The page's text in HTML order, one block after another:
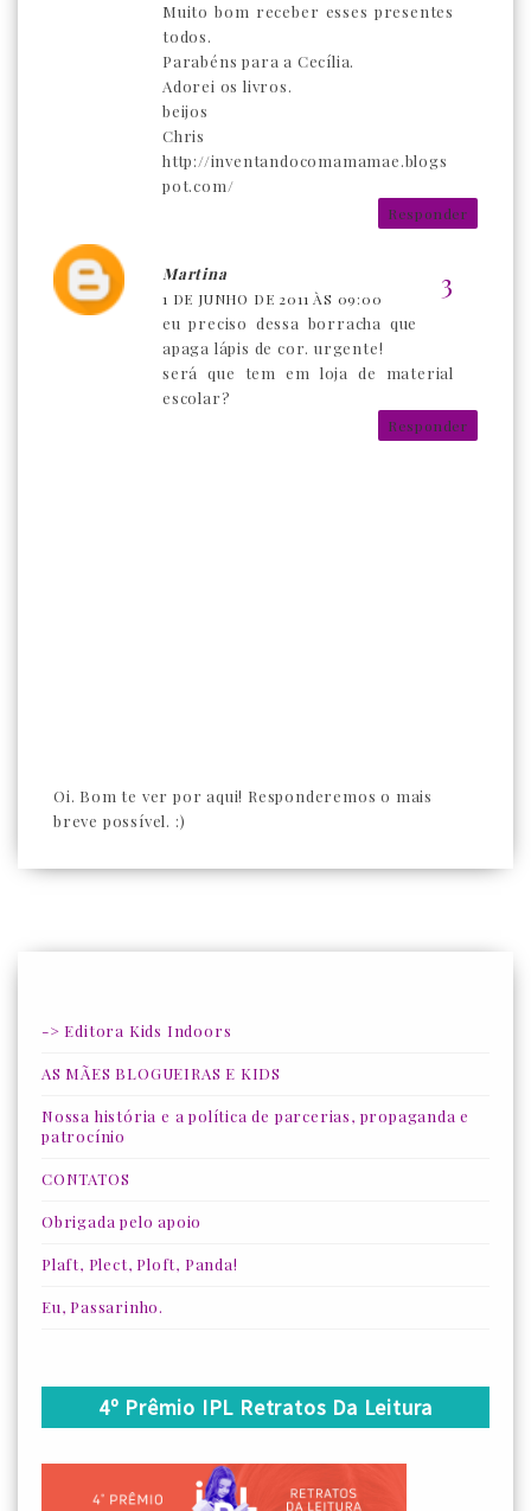
Muito bom receber esses presentes
todos.
Parabéns para a Cecília.
Adorei os livros.
beijos
Chris
http://inventandocomamamae.blogs
pot.com/
Responder
Martina
1 DE JUNHO DE 2011 ÀS 09:00
eu preciso dessa borracha que
apaga lápis de cor. urgente!
será que tem em loja de material
escolar?
Responder
Oi. Bom te ver por aqui! Responderemos o mais
breve possível. :)
-> Editora Kids Indoors
AS MÃES BLOGUEIRAS E KIDS
Nossa história e a política de parcerias, propaganda e
patrocínio
CONTATOS
Obrigada pelo apoio
Plaft, Plect, Ploft, Panda!
Eu, Passarinho.
4º Prêmio IPL Retratos Da Leitura